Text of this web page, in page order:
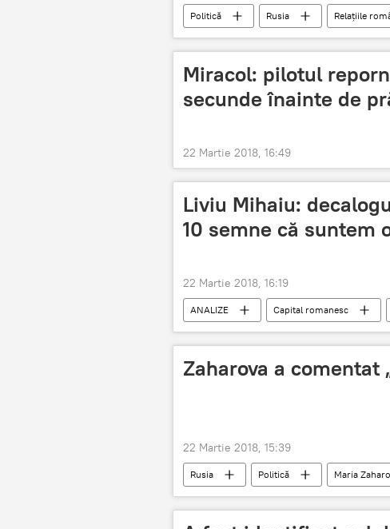
Politică Rusia Relațiile
Klaus Iohannis
alegerile
Miracol: pilotul
secunde înainte de
22 Martie 2018, 16:49
Liviu Mihaiu:
10 semne că suntem
22 Martie 2018, 16:19
ANALIZE Capital romanesc
Zaharova a comentat
22 Martie 2018, 15:39
Rusia Politică Maria
ministrul afacerilor externe
Demisie